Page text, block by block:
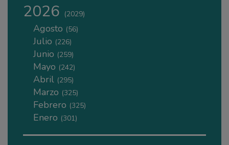
2026 (2029)
Agosto (56)
Julio (226)
Junio (259)
Mayo (242)
Abril (295)
Marzo (325)
Febrero (325)
Enero (301)